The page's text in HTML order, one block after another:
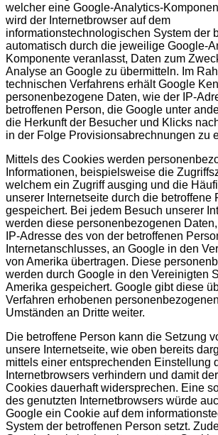
welcher eine Google-Analytics-
wird der Internetbrowser auf dem
informationstechnologischen System der
automatisch durch die jeweilige Google-
Komponente veranlasst, Daten zum
Analyse an Google zu übermitteln. Im
technischen Verfahrens erhält Google
personenbezogene Daten, wie der IP-
betroffenen Person, die Google unter
die Herkunft der Besucher und Klicks
in der Folge Provisionsabrechnungen zu
Mittels des Cookies werden
Informationen, beispielsweise die
welchem ein Zugriff ausging und die
unserer Internetseite durch die betroffene
gespeichert. Bei jedem Besuch unserer
werden diese personenbezogenen
IP-Adresse des von der betroffenen
Internetanschlusses, an Google in den
von Amerika übertragen. Diese
werden durch Google in den Vereinigten
Amerika gespeichert. Google gibt diese
Verfahren erhobenen
Umständen an Dritte weiter.
Die betroffene Person kann die Setzung
unsere Internetseite, wie oben bereits
mittels einer entsprechenden Einstellung
Internetbrowsers verhindern und damit
Cookies dauerhaft widersprechen. Eine
des genutzten Internetbrowsers würde
Google ein Cookie auf dem
System der betroffenen Person setzt.